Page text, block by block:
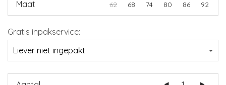
Maat 62 68 74 80 86 92
Gratis inpakservice: